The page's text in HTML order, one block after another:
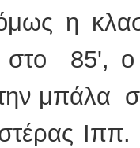
η
85', ο
μπάλα